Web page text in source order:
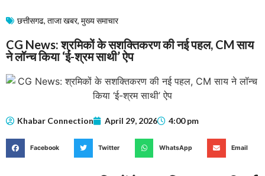
छत्तीसगढ, ताजा खबर, मुख्य समाचार​
CG News: श्रमिकों के सशक्तिकरण की नई पहल, CM साय
ने लॉन्च किया ‘ई-श्रम साथी’ ऐप
Khabar Connection April 29, 2026 4:00 pm
Facebook Twitter WhatsApp Email